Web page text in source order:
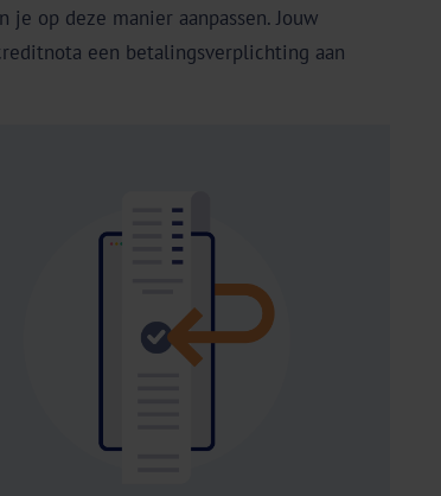
op deze manier aanpassen. Jouw
een betalingsverplichting aan